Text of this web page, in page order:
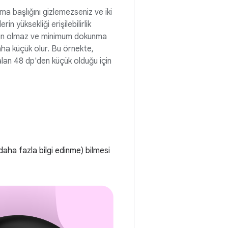
başlığını gizlemezseniz ve iki
yüksekliği erişilebilirlik
olmaz ve minimum dokunma
küçük olur. Bu örnekte,
48 dp'den küçük olduğu için
fazla bilgi edinme) bilmesi